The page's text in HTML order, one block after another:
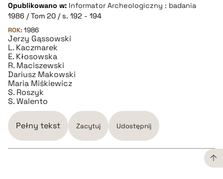
CZYSTY TEKST
pobierz cytat
BIBTEX
pobierz cytat
Opublikowano w: Informator Archeologiczny : badania
1986 / Tom 20 / s. 192 - 194
ROK: 1986
Jerzy Gąssowski
L. Kaczmarek
E. Kłosowska
R. Maciszewski
Dariusz Makowski
Maria Miśkiewicz
S. Roszyk
S. Walento
Pełny tekst Zacytuj Udostępnij